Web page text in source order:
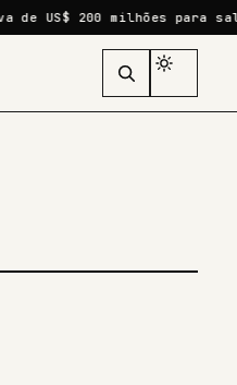
200 milhões para salvar